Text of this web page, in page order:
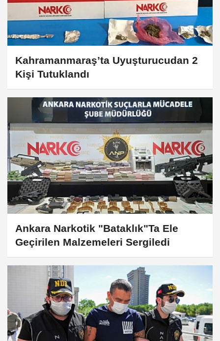
Kahramanmaraş’ta Uyuşturucudan 2
Kişi Tutuklandı
Ankara Narkotik "Bataklık"Ta Ele
Geçirilen Malzemeleri Sergiledi